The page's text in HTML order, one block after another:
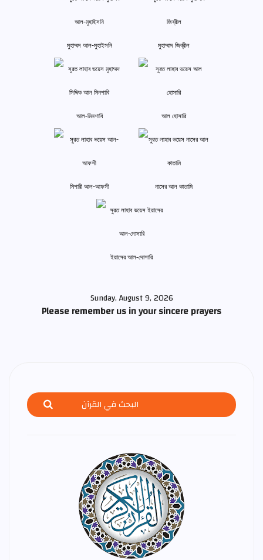
মুহাম্মদ আল-মুহাইসনি মুহাম্মাদ জিব্রীল
আল-মিনশাবি আল হোসারি
মিশারী আল-আফসী নাসের আল কাতামি
ইয়াসের আল-দোসারি
Sunday, August 9, 2026
Please remember us in your sincere prayers